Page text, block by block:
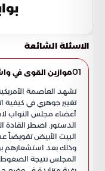
الاسئلة الشائعة
01موازين القوى في
تشهد العاصمة
تغيير جوهري في كيفية
أعضاء مجلس النواب
الدستور. اضطر القادة
البيت الأبيض تفويضاً
وذلك بعد استشعارهم
المجلس نتيجة الضغوط